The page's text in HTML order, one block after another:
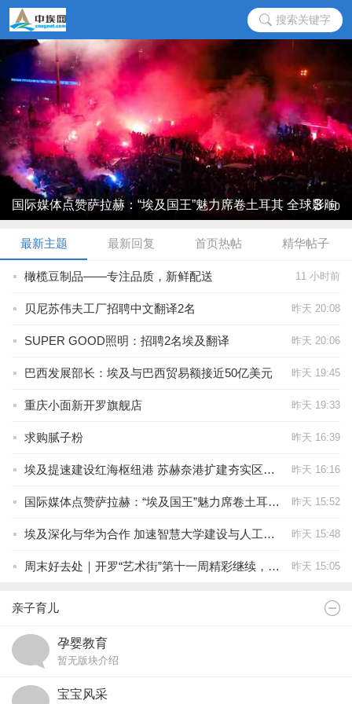
搜索关键字
国际媒体点赞萨拉赫：“埃及国王”魅力席卷土耳其 全球影响
力再 ...
3/10
最新主题 最新回复 首页热帖 精华帖子
11 小时前
橄榄豆制品——专注品质，新鲜配送
昨天 20:08
贝尼苏伟夫工厂招聘中文翻译2名
昨天 20:06
SUPER GOOD照明：招聘2名埃及翻译
昨天 19:45
巴西发展部长：埃及与巴西贸易额接近50亿美元
昨天 19:33
重庆小面新开罗旗舰店
昨天 16:39
求购腻子粉
昨天 16:16
埃及提速建设红海枢纽港 苏赫奈港扩建夯实区域物流中心地位
昨天 15:52
国际媒体点赞萨拉赫：“埃及国王”魅力席卷土耳其 全球影响力再获国际认可
昨天 15:48
埃及深化与华为合作 加速智慧大学建设与人工智能人才培养
昨天 15:05
周末好去处｜开罗“艺术街”第十一周精彩继续，邀您一起打卡埃及艺术文化新地标！
亲子育儿
孕婴教育
暂无版块介绍
宝宝风采